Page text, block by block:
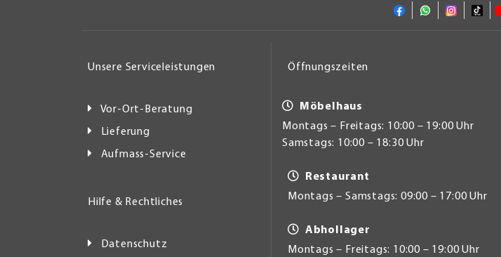
Unsere Serviceleistungen
Vor-Ort-Beratung
Lieferung
Aufmass-Service
Hilfe & Rechtliches
Datenschutz
Öffnungszeiten
Möbelhaus
Montags – Freitags: 10:00 – 19:00 Uhr
Samstags: 10:00 – 18:30 Uhr
Restaurant
Montags – Samstags: 09:00 – 17:00 Uhr
Abhollager
Montags – Freitags: 10:00 – 19:00 Uhr